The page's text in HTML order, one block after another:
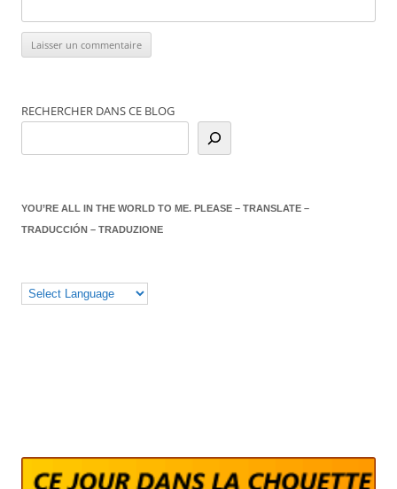
RECHERCHER DANS CE BLOG
YOU’RE ALL IN THE WORLD TO ME. PLEASE – TRANSLATE –
TRADUCCIÓN – TRADUZIONE